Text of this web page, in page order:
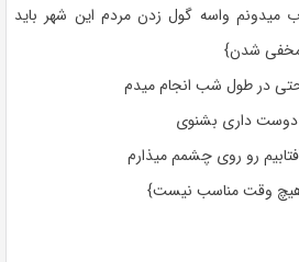
میدونم واسه گول زدن مردم این شهر باید
مخفی شدن}
حتی در طول شب انجام میدم
دوست داری بشنوی
رو روی چشمم میذارم
هیچ وقت مناسب نیست}